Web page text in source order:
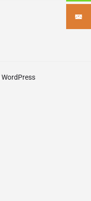
WordPress